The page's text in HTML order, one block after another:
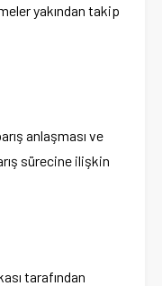
yakından takip
anlaşması ve
sürecine ilişkin
tarafından